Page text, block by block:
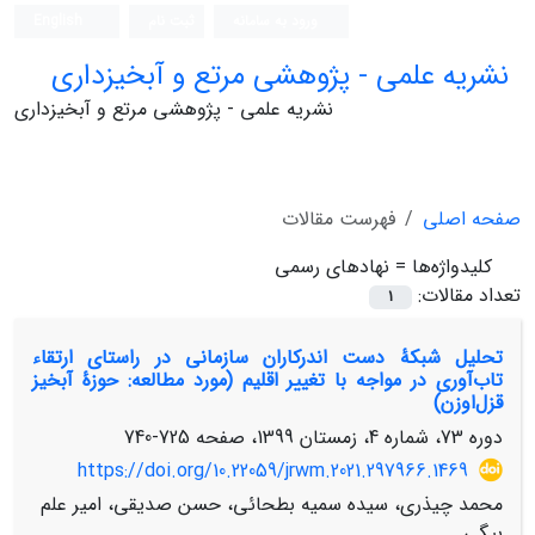
نشریه علمی - پژوهشی مرتع و آبخیزداری
نشریه علمی - پژوهشی مرتع و آبخیزداری
صفحه اصلی
فهرست مقالات
کلیدواژه‌ها = نهادهای رسمی
تعداد مقالات:
1
تحلیل شبکۀ دست اندرکاران سازمانی در راستای ارتقاء
تاب‌آوری در مواجه با تغییر اقلیم (مورد مطالعه: حوزۀ آبخیز
قزل‌اوزن)
دوره 73، شماره 4، زمستان 1399، صفحه
725-740
https://doi.org/10.22059/jrwm.2021.297966.1469
محمد چیذری، سیده سمیه بطحائی، حسن صدیقی، امیر علم